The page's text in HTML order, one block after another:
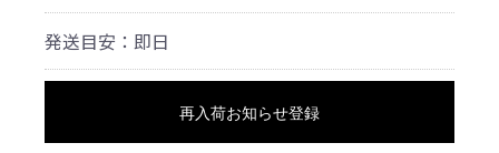
発送目安：即日
再入荷お知らせ登録